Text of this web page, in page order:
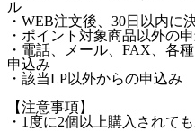
ル
・WEB注文後、30日以内に
・ポイント対象商品以外の
・電話、メール、FAX、各
申込み
・該当LP以外からの申込み
【注意事項】
・1度に2個以上購入されて